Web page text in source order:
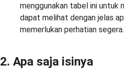
menggunakan tabel ini untuk
dapat melihat dengan jelas
memerlukan perhatian segera.
2. Apa saja isinya